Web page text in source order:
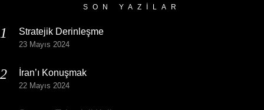
SON YAZILAR
Stratejik Derinleşme
23 Mayıs 2024
İran’ı Konuşmak
22 Mayıs 2024